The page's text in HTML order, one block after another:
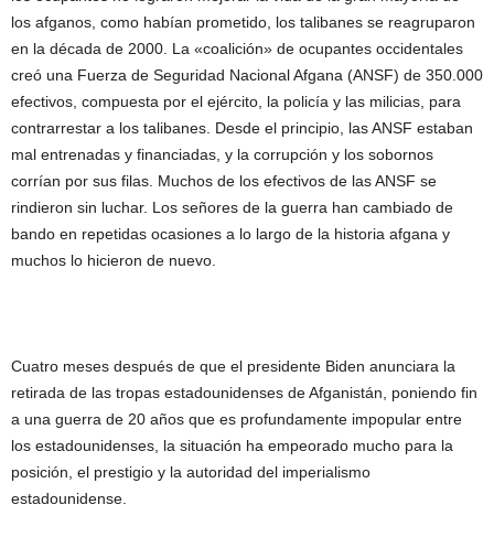
los afganos, como habían prometido, los talibanes se reagruparon
en la década de 2000. La «coalición» de ocupantes occidentales
creó una Fuerza de Seguridad Nacional Afgana (ANSF) de 350.000
efectivos, compuesta por el ejército, la policía y las milicias, para
contrarrestar a los talibanes. Desde el principio, las ANSF estaban
mal entrenadas y financiadas, y la corrupción y los sobornos
corrían por sus filas. Muchos de los efectivos de las ANSF se
rindieron sin luchar. Los señores de la guerra han cambiado de
bando en repetidas ocasiones a lo largo de la historia afgana y
muchos lo hicieron de nuevo.
Cuatro meses después de que el presidente Biden anunciara la
retirada de las tropas estadounidenses de Afganistán, poniendo fin
a una guerra de 20 años que es profundamente impopular entre
los estadounidenses, la situación ha empeorado mucho para la
posición, el prestigio y la autoridad del imperialismo
estadounidense.